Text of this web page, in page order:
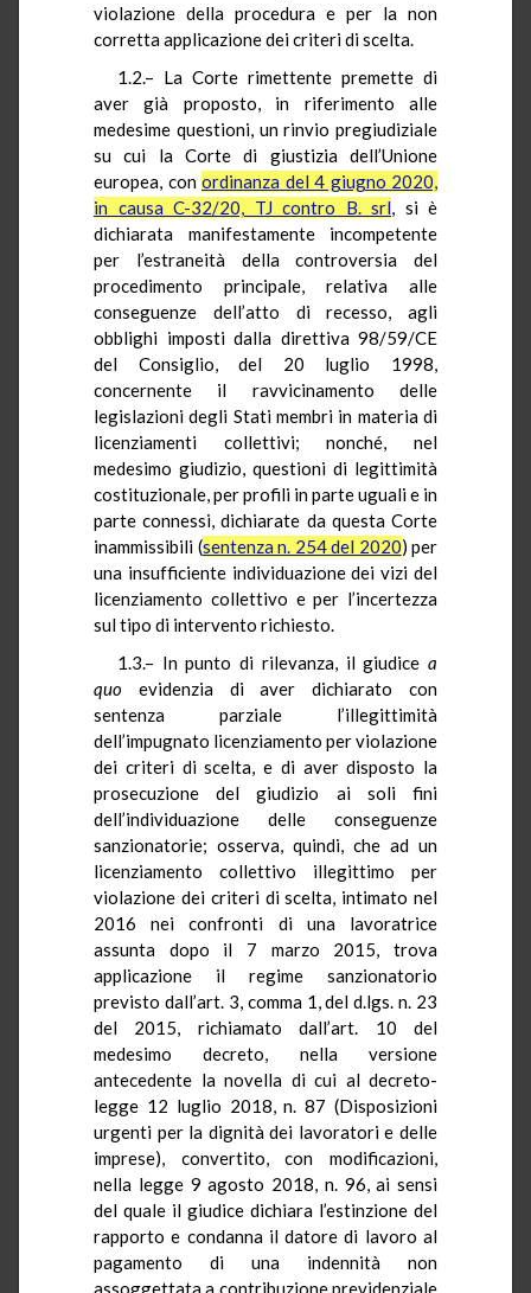
violazione della procedura e per la non
corretta applicazione dei criteri di scelta.
1.2.– La Corte rimettente premette di
aver già proposto, in riferimento alle
medesime questioni, un rinvio pregiudiziale
su cui la Corte di giustizia dell’Unione
europea, con ordinanza del 4 giugno 2020,
in causa C-32/20, TJ contro B. srl, si è
dichiarata manifestamente incompetente
per l’estraneità della controversia del
procedimento principale, relativa alle
conseguenze dell’atto di recesso, agli
obblighi imposti dalla direttiva 98/59/CE
del Consiglio, del 20 luglio 1998,
concernente il ravvicinamento delle
legislazioni degli Stati membri in materia di
licenziamenti collettivi; nonché, nel
medesimo giudizio, questioni di legittimità
costituzionale, per profili in parte uguali e in
parte connessi, dichiarate da questa Corte
inammissibili (sentenza n. 254 del 2020) per
una insufficiente individuazione dei vizi del
licenziamento collettivo e per l’incertezza
sul tipo di intervento richiesto.
1.3.– In punto di rilevanza, il giudice a
quo evidenzia di aver dichiarato con
sentenza parziale l’illegittimità
dell’impugnato licenziamento per violazione
dei criteri di scelta, e di aver disposto la
prosecuzione del giudizio ai soli fini
dell’individuazione delle conseguenze
sanzionatorie; osserva, quindi, che ad un
licenziamento collettivo illegittimo per
violazione dei criteri di scelta, intimato nel
2016 nei confronti di una lavoratrice
assunta dopo il 7 marzo 2015, trova
applicazione il regime sanzionatorio
previsto dall’art. 3, comma 1, del d.lgs. n. 23
del 2015, richiamato dall’art. 10 del
medesimo decreto, nella versione
antecedente la novella di cui al decreto-
legge 12 luglio 2018, n. 87 (Disposizioni
urgenti per la dignità dei lavoratori e delle
imprese), convertito, con modificazioni,
nella legge 9 agosto 2018, n. 96, ai sensi
del quale il giudice dichiara l’estinzione del
rapporto e condanna il datore di lavoro al
pagamento di una indennità non
assoggettata a contribuzione previdenziale